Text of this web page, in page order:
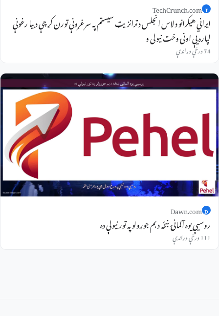
T
TechCrunch.com
ایراني هیکرانو د لاس انجلس د ټرانزیټ سیسټم په سرغړونې تورن کړ چې د بیا رغونې
لپاره یې اونۍ وخت نیولی و
74 ورځې وړاندې
D
Dawn.com
روسیې یوه آلمانۍ ښځه د بم جوړولو په تور نیولې ده
111 ورځې وړاندې